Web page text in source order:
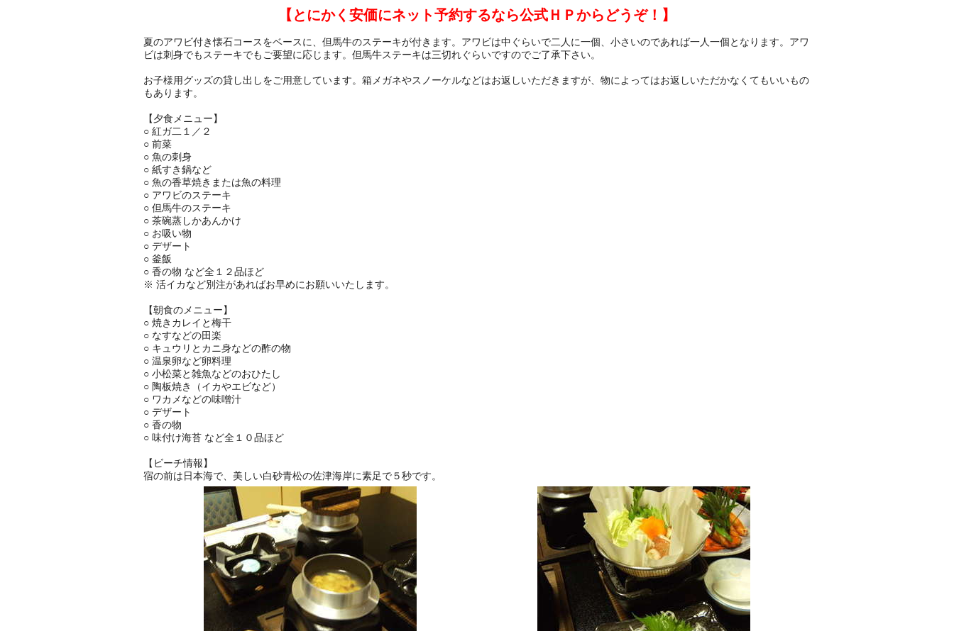
【とにかく安価にネット予約するなら公式ＨＰからどうぞ！】
夏のアワビ付き懐石コースをベースに、但馬牛のステーキが付きます。アワビは中ぐらいで二人に一個、小さいのであれば一人一個となります。アワ
ビは刺身でもステーキでもご要望に応じます。但馬牛ステーキは三切れぐらいですのでご了承下さい。
お子様用グッズの貸し出しをご用意しています。箱メガネやスノーケルなどはお返しいただきますが、物によってはお返しいただかなくてもいいもの
もあります。
【夕食メニュー】
○ 紅ガ二１／２
○ 前菜
○ 魚の刺身
○ 紙すき鍋など
○ 魚の香草焼きまたは魚の料理
○ アワビのステーキ
○ 但馬牛のステーキ
○ 茶碗蒸しかあんかけ
○ お吸い物
○ デザート
○ 釜飯
○ 香の物 など全１２品ほど
※ 活イカなど別注があればお早めにお願いいたします。
【朝食のメニュー】
○ 焼きカレイと梅干
○ なすなどの田楽
○ キュウリとカニ身などの酢の物
○ 温泉卵など卵料理
○ 小松菜と雑魚などのおひたし
○ 陶板焼き（イカやエビなど）
○ ワカメなどの味噌汁
○ デザート
○ 香の物
○ 味付け海苔 など全１０品ほど
【ビーチ情報】
宿の前は日本海で、美しい白砂青松の佐津海岸に素足で５秒です。